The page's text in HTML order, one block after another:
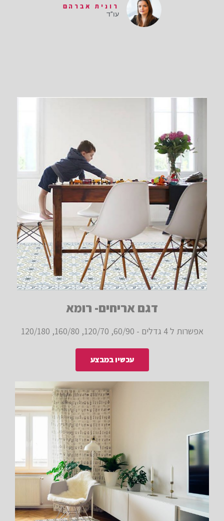
רונית אברהם
עו"ד
דגם אריחים- רומא
אפשרות ל 4 גדלים - 60/90, 120/70, 160/80, 120/180
עכשיו במבצע